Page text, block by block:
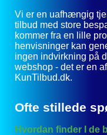
Vi er en uafhængig
tilbud med store
kommer fra en lille
henvisninger kan
ingen indvirkning på
webshop - det er en
KunTilbud.dk.
Ofte stillede
Hvordan finder I de